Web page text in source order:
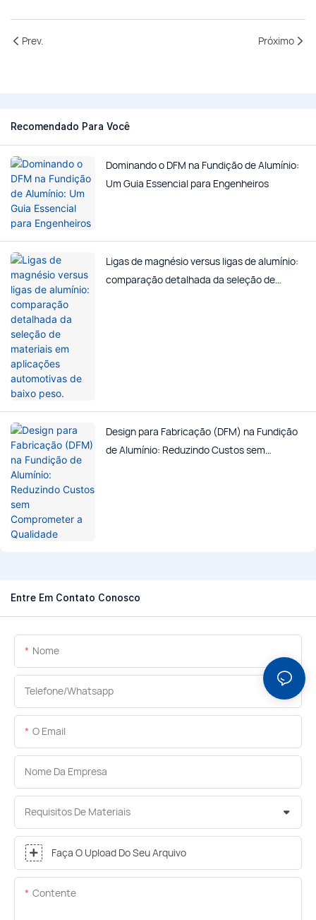
Prev. Próximo
Recomendado Para Você
Dominando o DFM na Fundição de Alumínio:
Um Guia Essencial para Engenheiros
Ligas de magnésio versus ligas de alumínio:
comparação detalhada da seleção de
Design para Fabricação (DFM) na Fundição
de Alumínio: Reduzindo Custos sem
Entre Em Contato Conosco
Nome
Telefone/whatsapp
O Email
Nome Da Empresa
Requisitos De Materiais
Faça O Upload Do Seu Arquivo
Contente